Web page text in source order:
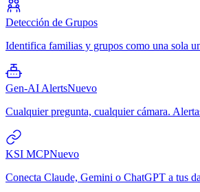
Detección de Grupos
Identifica familias y grupos como una sola
Gen-AI AlertsNuevo
Cualquier pregunta, cualquier cámara.
KSI MCPNuevo
Conecta Claude, Gemini o ChatGPT a tus